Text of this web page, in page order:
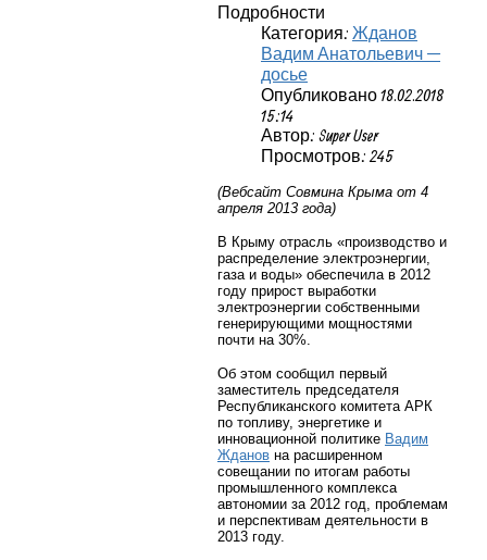
Подробности
Категория: Жданов
Вадим Анатольевич —
досье
Опубликовано 18.02.2018
15:14
Автор: Super User
Просмотров: 245
(Вебсайт Совмина Крыма от 4
апреля 2013 года)
В Крыму отрасль «производство и
распределение электроэнергии,
газа и воды» обеспечила в 2012
году прирост выработки
электроэнергии собственными
генерирующими мощностями
почти на 30%.
Об этом сообщил первый
заместитель председателя
Республиканского комитета АРК
по топливу, энергетике и
инновационной политике Вадим
Жданов на расширенном
совещании по итогам работы
промышленного комплекса
автономии за 2012 год, проблемам
и перспективам деятельности в
2013 году.